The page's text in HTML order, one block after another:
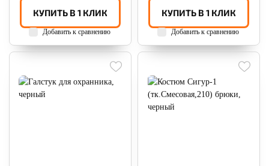
КУПИТЬ В 1 КЛИК
Добавить к сравнению
КУПИТЬ В 1 КЛИК
Добавить к сравнению